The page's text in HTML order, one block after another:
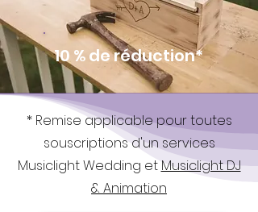
10 % de réduction*
* Remise applicable pour toutes
souscriptions d'un services
Musiclight Wedding et Musiclight DJ
& Animation